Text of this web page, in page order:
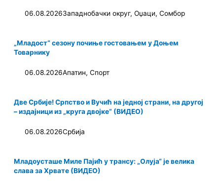
06.08.2026Западнобачки округ,Оџаци,Сомбор
„Младост“ сезону почиње гостовањем у Доњем
Товарнику
06.08.2026Апатин,Спорт
Две Србије! Српство и Вучић на једној страни, на другој
– издајници из „круга двојке“ (ВИДЕО)
06.08.2026Србија
Младоусташе Миле Пајић у трансу: „Олуја“ је велика
слава за Хрвате (ВИДЕО)